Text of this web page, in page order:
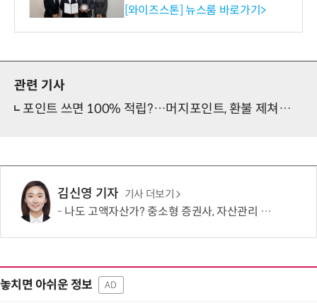
증 최고 등급 수여
[와이즈스톤] 뉴스룸 바로가기>
관련 기사
포인트 쓰면 100% 적립?…머지포인트, 환불 제쳐두고 황당 마케팅
김신영 기자 기사 더보기
나도 고액자산가? 중소형 증권사, 자산관리 문턱 낮췄다
놓치면 아쉬운 정보 AD